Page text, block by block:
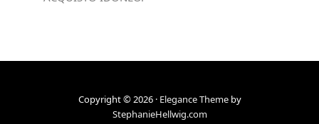
Copyright © 2026 · Elegance Themeby
StephanieHellwig.com